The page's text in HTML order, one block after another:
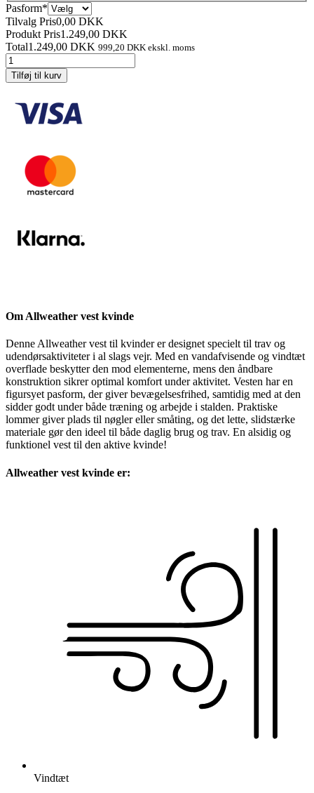
Pasform* (required)
Tilvalg Pris0,00 DKK
Produkt Pris1.249,00 DKK
Total1.249,00 DKK 999,20 DKK ekskl. moms
Allweather
vest
kvinde
Tilføj til kurv
Om Allweather vest kvinde
Denne Allweather vest til kvinder er designet specielt til trav og
udendørsaktiviteter i al slags vejr. Med en vandafvisende og vindtæt
overflade beskytter den mod elementerne, mens den åndbare
konstruktion sikrer optimal komfort under aktivitet. Vesten har en
figursyet pasform, der giver bevægelsesfrihed, samtidig med at den
sidder godt under både træning og arbejde i stalden. Praktiske
lommer giver plads til nøgler eller småting, og det lette, slidstærke
materiale gør den ideel til både daglig brug og trav. En alsidig og
funktionel vest til den aktive kvinde!
Allweather vest kvinde er:
Vindtæt